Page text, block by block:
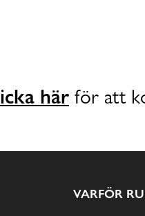
här för att
VARFÖR